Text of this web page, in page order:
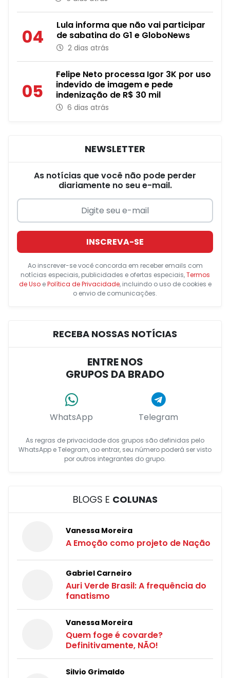
04
Lula informa que não vai participar
de sabatina do G1 e GloboNews
2 dias atrás
05
Felipe Neto processa Igor 3K por uso
indevido de imagem e pede
indenização de R$ 30 mil
6 dias atrás
NEWSLETTER
As notícias que você não pode perder
diariamente no seu e-mail.
INSCREVA-SE
Ao inscrever-se você concorda em receber emails com
notícias especiais, publicidades e ofertas especiais,Termos
de UsoePolítica de Privacidade, incluindo o uso de cookies e
o envio de comunicações.
RECEBA NOSSAS NOTÍCIAS
ENTRE NOS
GRUPOS DA BRADO
WhatsApp Telegram
As regras de privacidade dos grupos são definidas pelo
WhatsApp e Telegram, ao entrar, seu número poderá ser visto
por outros integrantes do grupo.
BLOGS E COLUNAS
Vanessa Moreira
A Emoção como projeto de Nação
Gabriel Carneiro
Auri Verde Brasil: A frequência do
fanatismo
Vanessa Moreira
Quem foge é covarde?
Definitivamente, NÃO!
Silvio Grimaldo